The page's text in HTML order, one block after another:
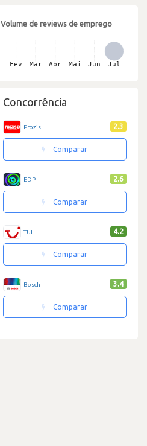
Volume de reviews de emprego
Concorrência
Prozis 2.3
Comparar
EDP 2.6
Comparar
TUI 4.2
Comparar
Bosch 3.4
Comparar